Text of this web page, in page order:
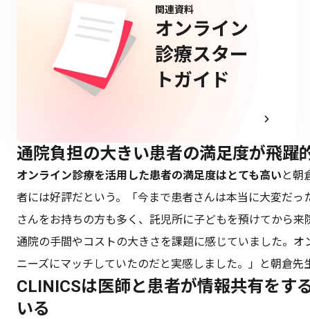
関連資料
オンライン
診療スター
トガイド
通院負担の大きい患者の満足度が飛躍
オンライン診療を活用した患者の満足度はとても高い と朝
者には好評だという。「今まで患者さんは本当に大変だ
さんをお持ちの方も多く、託児所に子どもを預けてから
通院の手間やコストの大きさを課題に感じていました。
ニーズにマッチしていたのだと実感しました。」と朝倉先
CLINICSは医師と患者が情報共有をす
いる